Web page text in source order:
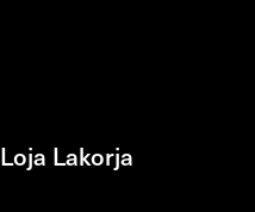
Loja Lakorja